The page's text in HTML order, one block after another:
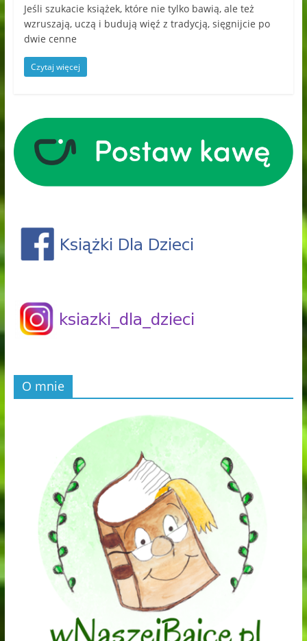
Jeśli szukacie książek, które nie tylko bawią, ale też
wzruszają, uczą i budują więź z tradycją, sięgnijcie po
dwie cenne
Czytaj więcej
O mnie